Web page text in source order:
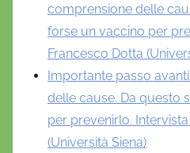
comprensione delle
forse un vaccino per
Francesco Dotta
Importante passo
delle cause. Da questo
per prevenirlo.
(Università Siena)